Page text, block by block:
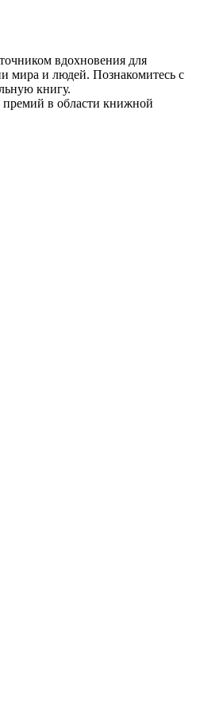
вдохновения для
мира и людей. Познакомитесь с
книгу.
в области книжной